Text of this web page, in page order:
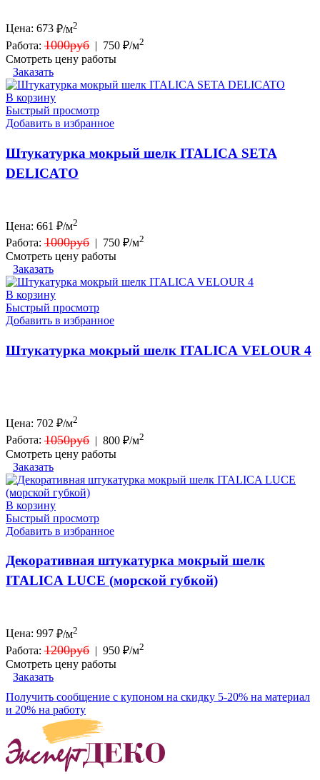
Цена: 673 ₽/м2
Работа: 1000руб | 750 ₽/м2
Смотреть цену работы
Заказать
В корзину
Быстрый просмотр
Добавить в избранное
Штукатурка мокрый шелк ITALICA SETA
DELICATO
Цена: 661 ₽/м2
Работа: 1000руб | 750 ₽/м2
Смотреть цену работы
Заказать
В корзину
Быстрый просмотр
Добавить в избранное
Штукатурка мокрый шелк ITALICA VELOUR 4
Цена: 702 ₽/м2
Работа: 1050руб | 800 ₽/м2
Смотреть цену работы
Заказать
В корзину
Быстрый просмотр
Добавить в избранное
Декоративная штукатурка мокрый шелк
ITALICA LUCE (морской губкой)
Цена: 997 ₽/м2
Работа: 1200руб | 950 ₽/м2
Смотреть цену работы
Заказать
Получить сообщение с купоном на скидку 5-20% на материал
и 20% на работу